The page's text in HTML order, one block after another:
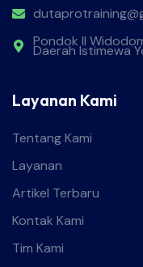
Pondok II
Daerah Istimewa
Layanan Kami
Tentang Kami
Layanan
Artikel Terbaru
Kontak Kami
Tim Kami